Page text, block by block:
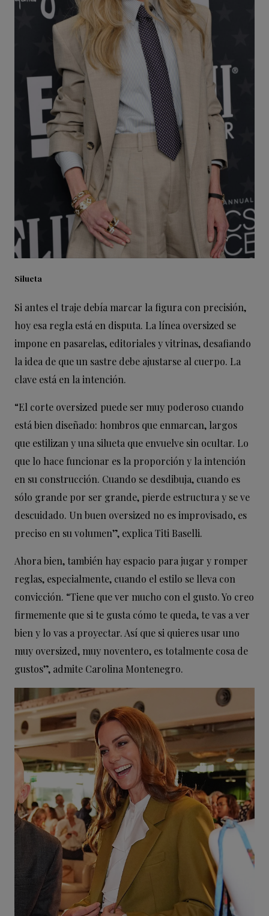
Silueta
Si antes el traje debía marcar la figura con precisión,
hoy esa regla está en disputa. La línea oversized se
impone en pasarelas, editoriales y vitrinas, desafiando
la idea de que un sastre debe ajustarse al cuerpo. La
clave está en la intención.
“El corte oversized puede ser muy poderoso cuando
está bien diseñado: hombros que enmarcan, largos
que estilizan y una silueta que envuelve sin ocultar. Lo
que lo hace funcionar es la proporción y la intención
en su construcción. Cuando se desdibuja, cuando es
sólo grande por ser grande, pierde estructura y se ve
descuidado. Un buen oversized no es improvisado, es
preciso en su volumen”, explica Titi Baselli.
Ahora bien, también hay espacio para jugar y romper
reglas, especialmente, cuando el estilo se lleva con
convicción. “Tiene que ver mucho con el gusto. Yo creo
firmemente que si te gusta cómo te queda, te vas a ver
bien y lo vas a proyectar. Así que si quieres usar uno
muy oversized, muy noventero, es totalmente cosa de
gustos”, admite Carolina Montenegro.